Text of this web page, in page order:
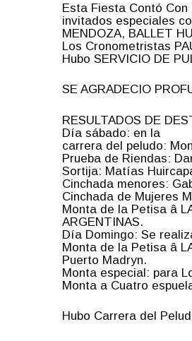
Esta Fiesta Contó Con
invitados especiales
MENDOZA, BALLET
Los Cronometristas
Hubo SERVICIO DE
SE AGRADECIO
RESULTADOS DE
Día sábado: en la
carrera del peludo:
Prueba de Riendas:
Sortija: Matías
Cinchada menores:
Cinchada de Mujeres
Monta de la Petisa â
ARGENTINAS.
Día Domingo: Se
Monta de la Petisa â
Puerto Madryn.
Monta especial: para
Monta a Cuatro
Hubo Carrera del